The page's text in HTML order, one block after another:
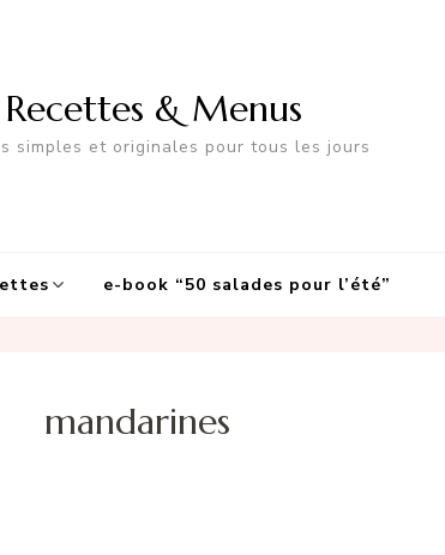
& Menus
simples et originales pour tous les jours
e-book “50 salades pour l’été”
mandarines